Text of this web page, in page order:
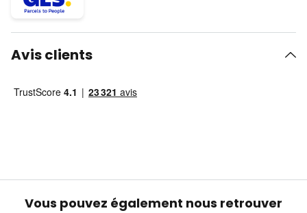
Avis clients
Vous pouvez également nous retrouver